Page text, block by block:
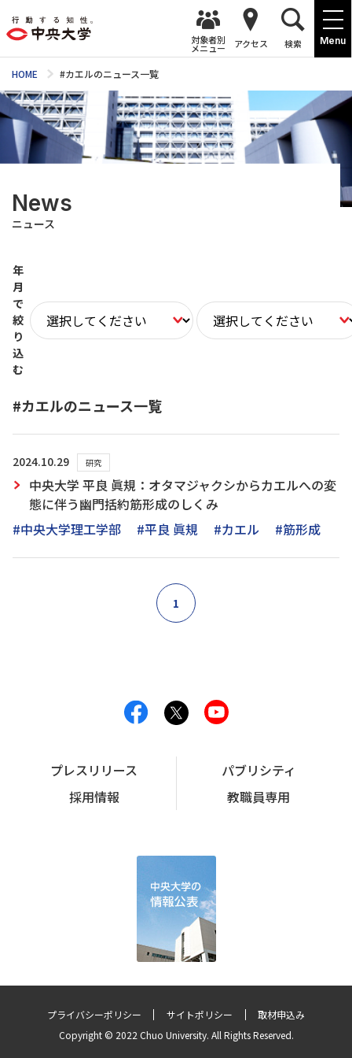
Menu
対象者別
メニュー アクセス 検索
HOME #カエルのニュース一覧
News
ニュース
年
月
で
絞
り
込
む
#カエルのニュース一覧
2024.10.29 研究
中央大学 平良 眞規：オタマジャクシからカエルへの変
態に伴う幽門括約筋形成のしくみ
#中央大学理工学部
#平良 眞規 #カエル #筋形成
1
プレスリリース
パブリシティ
採用情報
教職員専用
プライバシーポリシー サイトポリシー
取材申込み
Copyright © 2022 Chuo University. All Rights Reserved.